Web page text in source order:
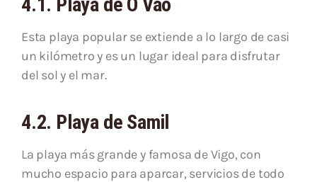
Esta playa popular se extiende a lo largo de casi
un kilómetro y es un lugar ideal para disfrutar
del sol y el mar.
4.2. Playa de Samil
La playa más grande y famosa de Vigo, con
mucho espacio para aparcar, servicios de todo